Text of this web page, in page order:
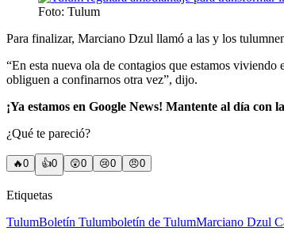
Foto: Tulum
Para finalizar, Marciano Dzul llamó a las y los
“En esta nueva ola de contagios que estamos
obliguen a confinarnos otra vez”, dijo.
¡Ya estamos en Google News! Mantente al día
¿Qué te pareció?
🔥0 👍0 😲0 😢0 😠0
Etiquetas
TulumBoletín Tulumboletín de TulumMarciano Dzul